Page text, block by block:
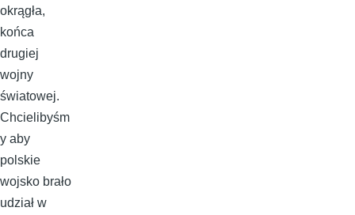
okrągła,
końca
drugiej
wojny
światowej.
Chcielibyśm
y aby
polskie
wojsko brało
udział w